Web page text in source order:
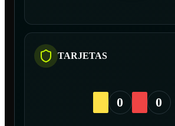
TARJETAS
0 0